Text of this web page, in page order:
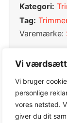
Vi
Vi bruger
personlige
vores netsted.
giver du dit
Kategori:
Tag:
Varemærke: